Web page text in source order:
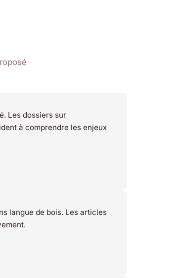
Les dossiers sur
à comprendre les enjeux
langue de bois. Les articles